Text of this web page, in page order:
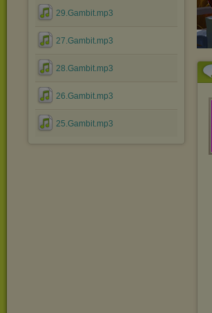
29.Gambit.mp3
27.Gambit.mp3
28.Gambit.mp3
26.Gambit.mp3
25.Gambit.mp3